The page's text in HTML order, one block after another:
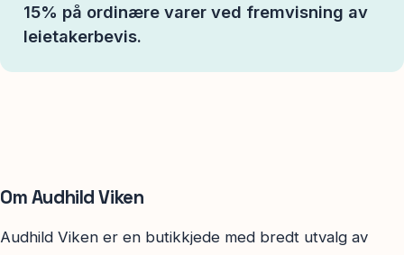
15% på ordinære varer ved fremvisning av
leietakerbevis.
Om Audhild Viken
Audhild Viken er en butikkjede med bredt utvalg av